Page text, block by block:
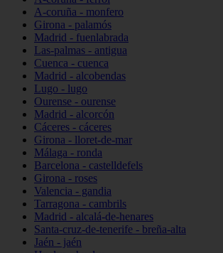
A-coruña - monfero
Girona - palamós
Madrid - fuenlabrada
Las-palmas - antigua
Cuenca - cuenca
Madrid - alcobendas
Lugo - lugo
Ourense - ourense
Madrid - alcorcón
Cáceres - cáceres
Girona - lloret-de-mar
Málaga - ronda
Barcelona - castelldefels
Girona - roses
Valencia - gandia
Tarragona - cambrils
Madrid - alcalá-de-henares
Santa-cruz-de-tenerife - breña-alta
Jaén - jaén